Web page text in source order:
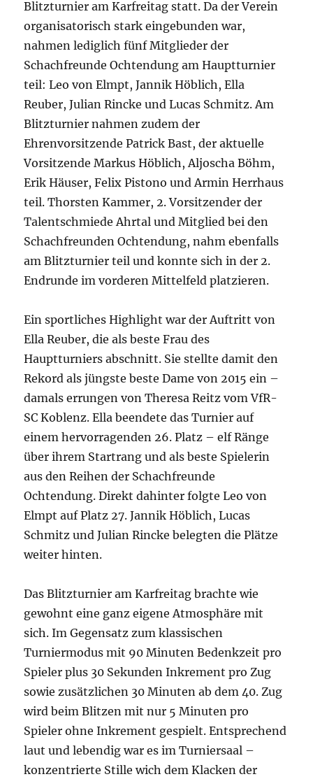
Blitzturnier am Karfreitag statt. Da der Verein
organisatorisch stark eingebunden war,
nahmen lediglich fünf Mitglieder der
Schachfreunde Ochtendung am Hauptturnier
teil: Leo von Elmpt, Jannik Höblich, Ella
Reuber, Julian Rincke und Lucas Schmitz. Am
Blitzturnier nahmen zudem der
Ehrenvorsitzende Patrick Bast, der aktuelle
Vorsitzende Markus Höblich, Aljoscha Böhm,
Erik Häuser, Felix Pistono und Armin Herrhaus
teil. Thorsten Kammer, 2. Vorsitzender der
Talentschmiede Ahrtal und Mitglied bei den
Schachfreunden Ochtendung, nahm ebenfalls
am Blitzturnier teil und konnte sich in der 2.
Endrunde im vorderen Mittelfeld platzieren.
Ein sportliches Highlight war der Auftritt von
Ella Reuber, die als beste Frau des
Hauptturniers abschnitt. Sie stellte damit den
Rekord als jüngste beste Dame von 2015 ein –
damals errungen von Theresa Reitz vom VfR-
SC Koblenz. Ella beendete das Turnier auf
einem hervorragenden 26. Platz – elf Ränge
über ihrem Startrang und als beste Spielerin
aus den Reihen der Schachfreunde
Ochtendung. Direkt dahinter folgte Leo von
Elmpt auf Platz 27. Jannik Höblich, Lucas
Schmitz und Julian Rincke belegten die Plätze
weiter hinten.
Das Blitzturnier am Karfreitag brachte wie
gewohnt eine ganz eigene Atmosphäre mit
sich. Im Gegensatz zum klassischen
Turniermodus mit 90 Minuten Bedenkzeit pro
Spieler plus 30 Sekunden Inkrement pro Zug
sowie zusätzlichen 30 Minuten ab dem 40. Zug
wird beim Blitzen mit nur 5 Minuten pro
Spieler ohne Inkrement gespielt. Entsprechend
laut und lebendig war es im Turniersaal –
konzentrierte Stille wich dem Klacken der